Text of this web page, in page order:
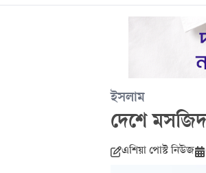
ইসলাম
দেশে
এশিয়া পোস্ট নিউজ